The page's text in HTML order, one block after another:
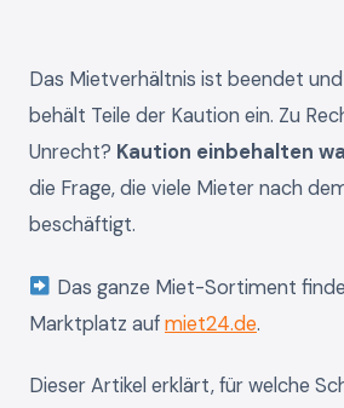
Das Mietverhältnis ist beendet
behält Teile der Kaution ein. Zu
Unrecht? Kaution einbehalten
die Frage, die viele Mieter nach
beschäftigt.
Das ganze Miet-Sortiment
Marktplatz aufmiet24.de.
Dieser Artikel erklärt, für welche